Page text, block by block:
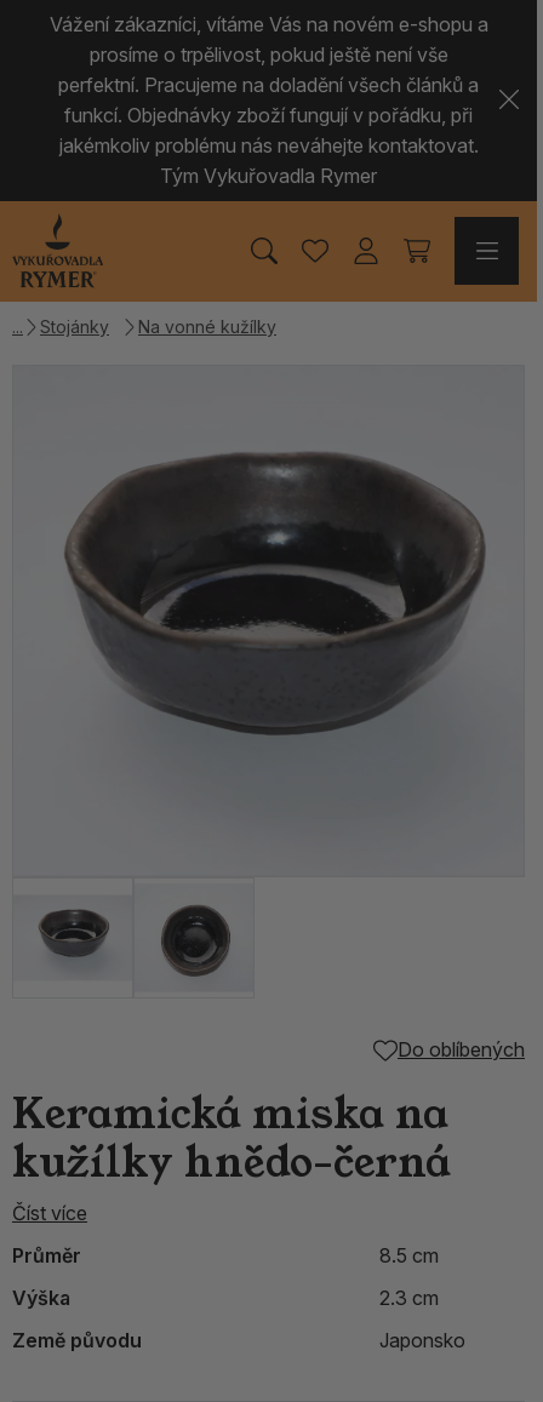
Vážení zákazníci, vítáme Vás na novém e-shopu a
prosíme o trpělivost, pokud ještě není vše
perfektní. Pracujeme na doladění všech článků a
funkcí. Objednávky zboží fungují v pořádku, při
jakémkoliv problému nás neváhejte kontaktovat.
Tým Vykuřovadla Rymer
Stojánky Na vonné kužílky
Do oblíbených
Keramická miska na
kužílky hnědo-černá
Číst více
Průměr
8.5 cm
Výška
2.3 cm
Země původu
Japonsko